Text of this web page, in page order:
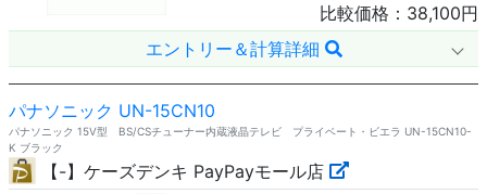
比較価格： 38,100円
エントリー＆計算詳細
パナソニック UN-15CN10
パナソニック 15V型 BS/CSチューナー内蔵液晶テレビ プライベート・ビエラ UN-15CN10-
K ブラック
【-】ケーズデンキ PayPayモール店